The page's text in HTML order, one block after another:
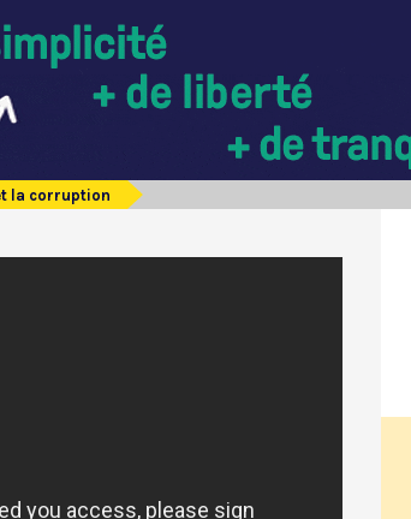
la corruption